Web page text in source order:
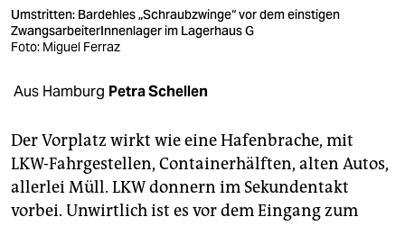
verlag
veranstaltungen
unterstützen
abo
Umstritten: Bardehles „Schraubzwinge“ vor dem einstigen
ZwangsarbeiterInnenlager im Lagerhaus G
Foto: Miguel Ferraz
Aus Hamburg Petra Schellen
Der Vorplatz wirkt wie eine Hafenbrache, mit
LKW-Fahrgestellen, Containerhälften, alten Autos,
allerlei Müll. LKW donnern im Sekundentakt
vorbei. Unwirtlich ist es vor dem Eingang zum